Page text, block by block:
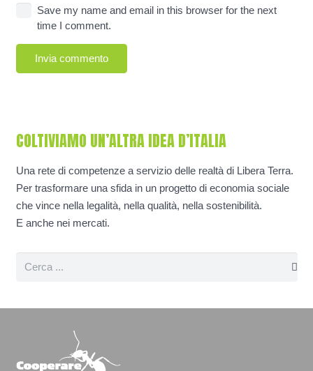
Save my name and email in this browser for the next
time I comment.
Invia commento
COLTIVIAMO UN’ALTRA IDEA D’ITALIA
Una rete di competenze a servizio delle realtà di Libera Terra.
Per trasformare una sfida in un progetto di economia sociale
che vince nella legalità, nella qualità, nella sostenibilità.
E anche nei mercati.